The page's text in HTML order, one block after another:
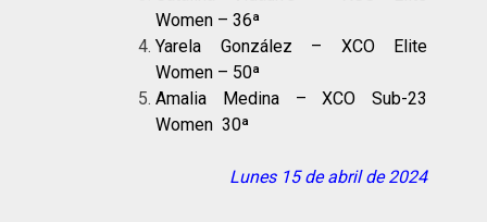
Women – 36ª
Yarela González – XCO Elite
Women – 50ª
Amalia Medina – XCO Sub-23
Women 30ª
Lunes 15 de abril de 2024